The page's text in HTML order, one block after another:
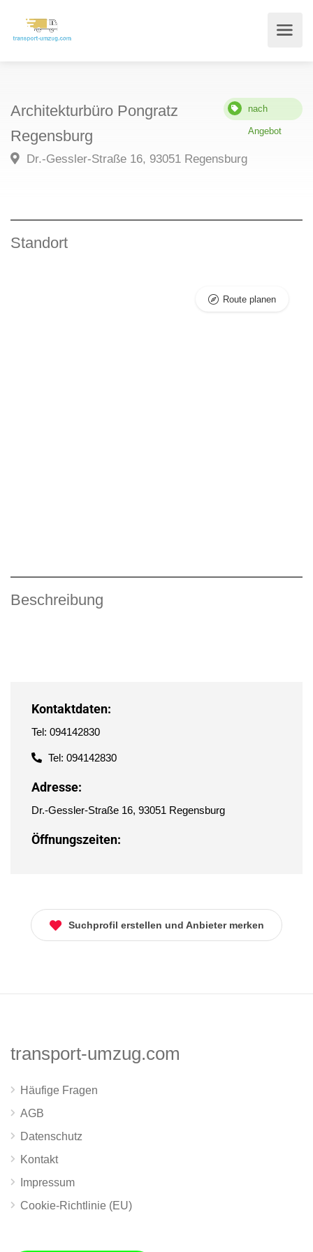
Architekturbüro Pongratz
Regensburg
nach
Angebot
Dr.-Gessler-Straße 16, 93051 Regensburg
Standort
Route planen
Beschreibung
Kontaktdaten:
Tel: 094142830
Tel: 094142830
Adresse:
Dr.-Gessler-Straße 16, 93051 Regensburg
Öffnungszeiten:
Suchprofil erstellen und Anbieter merken
transport-umzug.com
Häufige Fragen
AGB
Datenschutz
Kontakt
Impressum
Cookie-Richtlinie (EU)